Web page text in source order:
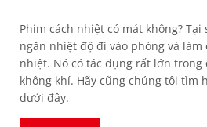
Phim cách nhiệt có mát không?
ngăn nhiệt độ đi vào phòng và
nhiệt. Nó có tác dụng rất lớn
không khí. Hãy cũng chúng tôi tìm
dưới đây.